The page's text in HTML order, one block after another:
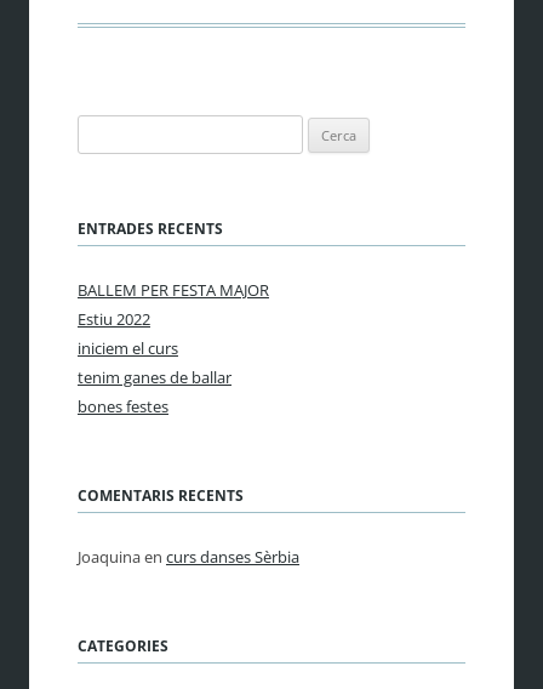
ENTRADES RECENTS
BALLEM PER FESTA MAJOR
Estiu 2022
iniciem el curs
tenim ganes de ballar
bones festes
COMENTARIS RECENTS
Joaquinaen curs danses Sèrbia
CATEGORIES